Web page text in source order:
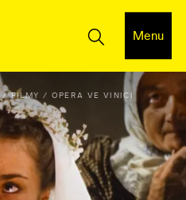
Menu
FILMY OPERA VE VINICI